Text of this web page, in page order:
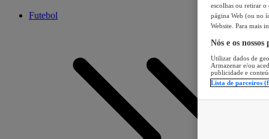
Futebol
escolhas ou retirar
página Web (ou no
Website. Para mais
Nós e os
Utilizar dados de
Armazenar e/ou
publicidade e
Lista de parceiros